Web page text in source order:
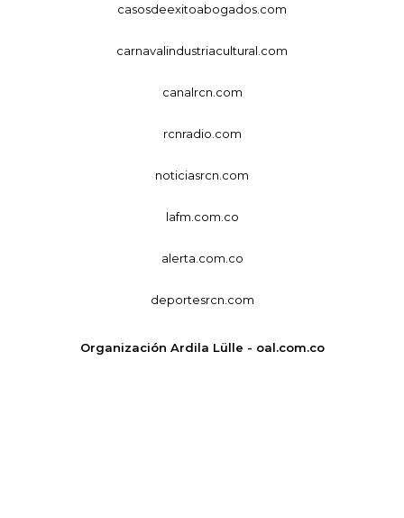
casosdeexitoabogados.com
carnavalindustriacultural.com
canalrcn.com
rcnradio.com
noticiasrcn.com
lafm.com.co
alerta.com.co
deportesrcn.com
Organización Ardila Lülle - oal.com.co